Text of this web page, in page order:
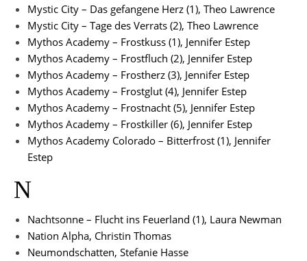
Mystic City – Das gefangene Herz (1), Theo Lawrence
Mystic City – Tage des Verrats (2), Theo Lawrence
Mythos Academy – Frostkuss (1), Jennifer Estep
Mythos Academy – Frostfluch (2), Jennifer Estep
Mythos Academy – Frostherz (3), Jennifer Estep
Mythos Academy – Frostglut (4), Jennifer Estep
Mythos Academy – Frostnacht (5), Jennifer Estep
Mythos Academy – Frostkiller (6), Jennifer Estep
Mythos Academy Colorado – Bitterfrost (1), Jennifer
Estep
N
Nachtsonne – Flucht ins Feuerland (1), Laura Newman
Nation Alpha, Christin Thomas
Neumondschatten, Stefanie Hasse